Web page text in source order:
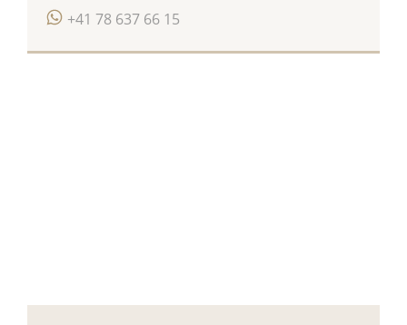
+41 78 637 66 15